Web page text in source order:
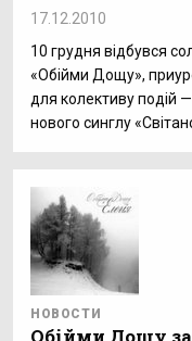
17.12.2010
10 грудня відбувся
«Обійми Дощу»,
для колективу подій
нового синглу
НОВОСТИ